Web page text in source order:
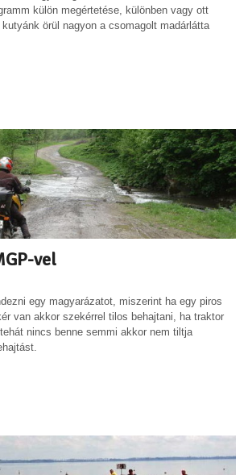
külön megértetése, különben vagy ott
örül nagyon a csomagolt madárlátta
vel
egy magyarázatot, miszerint ha egy piros
van akkor szekérrel tilos behajtani, ha traktor
nincs benne semmi akkor nem tiltja